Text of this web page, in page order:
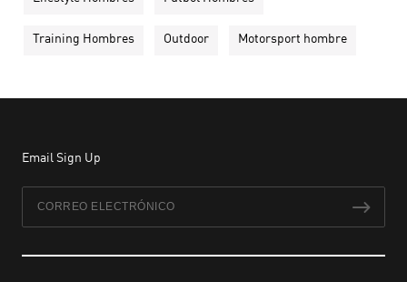
Training Hombres Outdoor Motorsport hombre